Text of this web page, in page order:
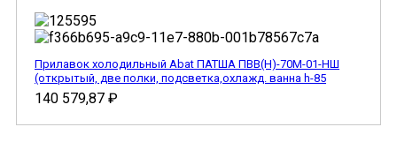
Прилавок холодильный Abat ПАТША ПВВ(Н)-70М-01-НШ
(открытый, две полки, подсветка,охлажд. ванна h-85
140 579,87 ₽